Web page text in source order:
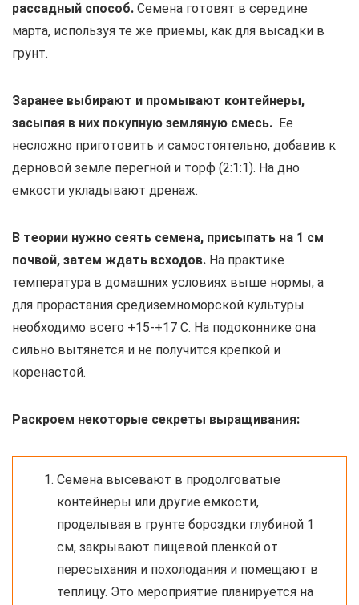
рассадный способ. Семена готовят в середине
марта, используя те же приемы, как для высадки в
грунт.
Заранее выбирают и промывают контейнеры,
засыпая в них покупную земляную смесь. Ее
несложно приготовить и самостоятельно, добавив к
дерновой земле перегной и торф (2:1:1). На дно
емкости укладывают дренаж.
В теории нужно сеять семена, присыпать на 1 см
почвой, затем ждать всходов. На практике
температура в домашних условиях выше нормы, а
для прорастания средиземноморской культуры
необходимо всего +15-+17 С. На подоконнике она
сильно вытянется и не получится крепкой и
коренастой.
Раскроем некоторые секреты выращивания:
Семена высевают в продолговатые
контейнеры или другие емкости,
проделывая в грунте бороздки глубиной 1
см, закрывают пищевой пленкой от
пересыхания и похолодания и помещают в
теплицу. Это мероприятие планируется на